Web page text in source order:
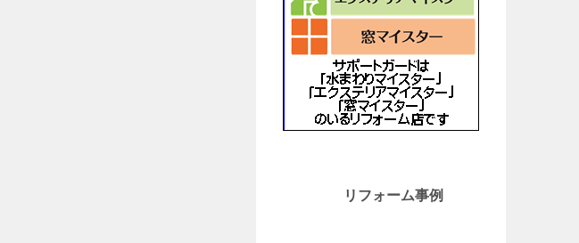
リフォーム事例